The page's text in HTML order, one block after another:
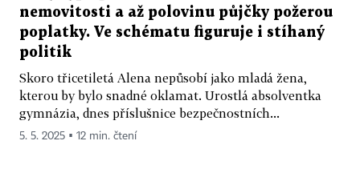
nemovitosti a až polovinu půjčky požerou
poplatky. Ve schématu figuruje i stíhaný
politik
Skoro třicetiletá Alena nepůsobí jako mladá žena,
kterou by bylo snadné oklamat. Urostlá absolventka
gymnázia, dnes příslušnice bezpečnostních...
5. 5. 2025 ▪ 12 min. čtení